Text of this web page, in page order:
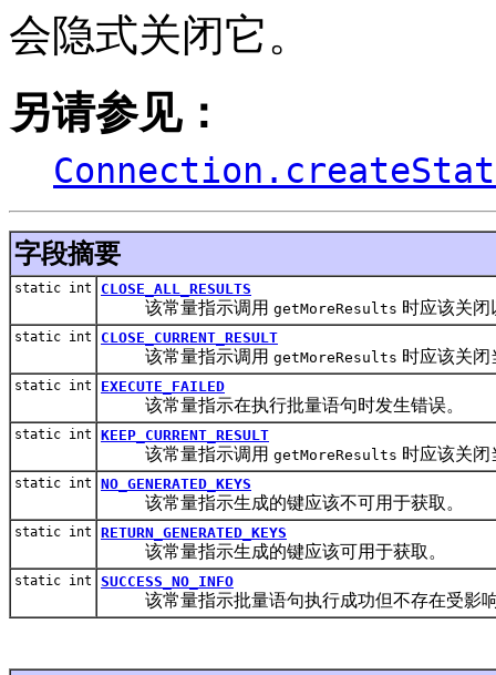
会隐式关闭它。
另请参见：
字段摘要
static int CLOSE_ALL_RESULTS
该常量指示调用 getMoreResults 时应该关
static int CLOSE_CURRENT_RESULT
该常量指示调用 getMoreResults 时应该关
static int EXECUTE_FAILED
该常量指示在执行批量语句时发生错误。
static int KEEP_CURRENT_RESULT
该常量指示调用 getMoreResults 时应该关
static int NO_GENERATED_KEYS
该常量指示生成的键应该不可用于获取。
static int RETURN_GENERATED_KEYS
该常量指示生成的键应该可用于获取。
static int SUCCESS_NO_INFO
该常量指示批量语句执行成功但不存在受影响